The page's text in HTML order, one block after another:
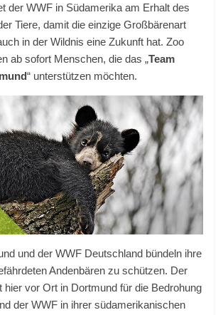
der WWF in Südamerika am Erhalt des
Tiere, damit die einzige Großbärenart
in der Wildnis eine Zukunft hat. Zoo
ab sofort Menschen, die das „Team
“ unterstützen möchten.
und der WWF Deutschland bündeln ihre
Andenbären zu schützen. Der
hier vor Ort in Dortmund für die Bedrohung
der WWF in ihrer südamerikanischen